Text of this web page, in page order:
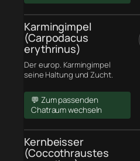
Karmingimpel
(Carpodacus
erythrinus)
Der europ. Karmingimpel
seine Haltung und Zucht.
💬 Zum passenden
Chatraum wechseln
Kernbeisser
(Coccothraustes